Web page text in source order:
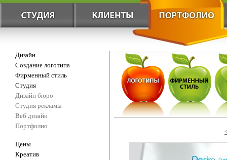
Дизайн
Создание логотипа
Фирменный стиль
Студия
Дизайн бюро
Студия рекламы
Веб дизайн
Портфолио
Цены
Креатив